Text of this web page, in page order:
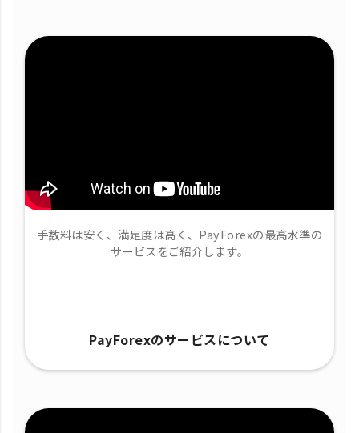
手数料は安く、満足度は高く、PayForexの最高水準の
サービスをご紹介します。
PayForexのサービスについて